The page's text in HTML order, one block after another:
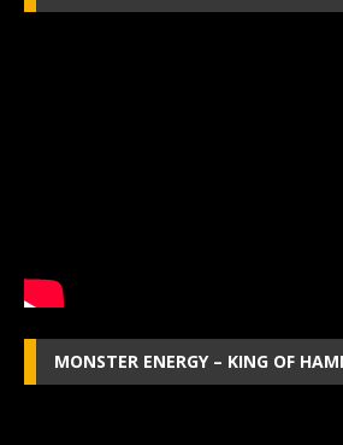
MONSTER ENERGY – KING OF